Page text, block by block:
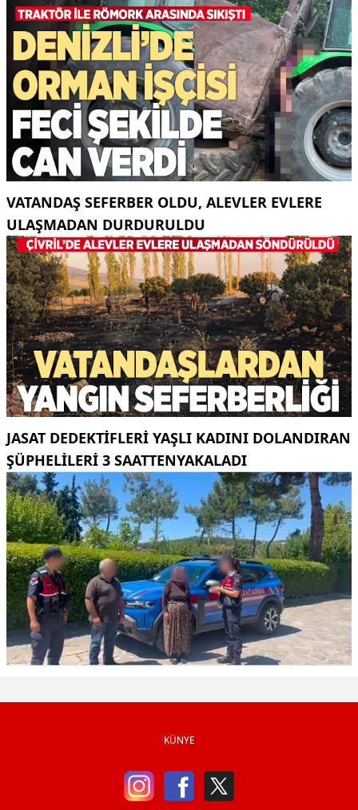
VATANDAŞ SEFERBER OLDU, ALEVLER EVLERE
ULAŞMADAN DURDURULDU
JASAT DEDEKTIFLERI YAŞLI KADINI DOLANDIRAN
ŞÜPHELILERI 3 SAATTENYAKALADI
KÜNYE